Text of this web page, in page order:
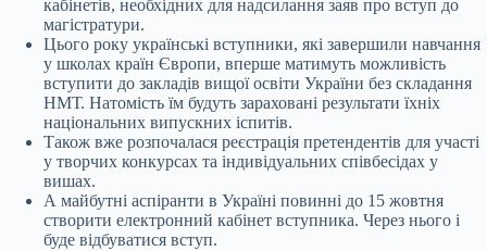
кабінетів, необхідних для надсилання заяв про вступ до
магістратури.
Цього року українські вступники, які завершили навчання
у школах країн Європи, вперше матимуть можливість
вступити до закладів вищої освіти України без складання
НМТ. Натомість їм будуть зараховані результати їхніх
національних випускних іспитів.
Також вже розпочалася реєстрація претендентів для участі
у творчих конкурсах та індивідуальних співбесідах у
вишах.
А майбутні аспіранти в Україні повинні до 15 жовтня
створити електронний кабінет вступника. Через нього і
буде відбуватися вступ.